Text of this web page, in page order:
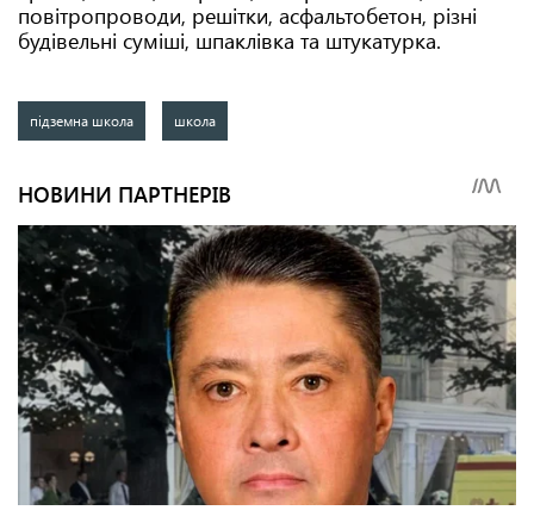
повітропроводи, решітки, асфальтобетон, різні
будівельні суміші, шпаклівка та штукатурка.
підземна школа школа